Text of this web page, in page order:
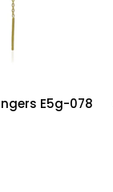
E5g-078